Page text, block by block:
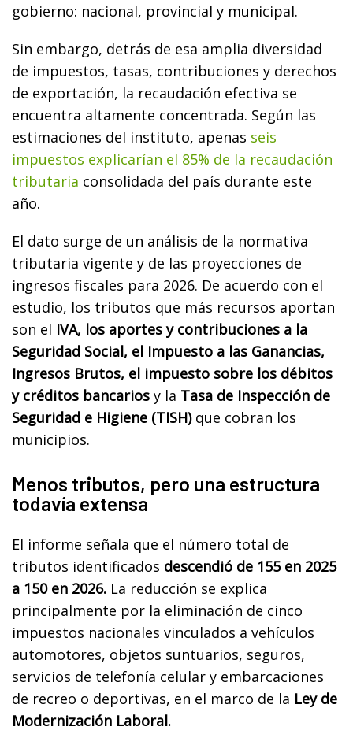
gobierno: nacional, provincial y municipal.
Sin embargo, detrás de esa amplia diversidad
de impuestos, tasas, contribuciones y derechos
de exportación, la recaudación efectiva se
encuentra altamente concentrada. Según las
estimaciones del instituto, apenas seis
impuestos explicarían el 85% de la recaudación
tributaria consolidada del país durante este
año.
El dato surge de un análisis de la normativa
tributaria vigente y de las proyecciones de
ingresos fiscales para 2026. De acuerdo con el
estudio, los tributos que más recursos aportan
son el IVA, los aportes y contribuciones a la
Seguridad Social, el Impuesto a las Ganancias,
Ingresos Brutos, el impuesto sobre los débitos
y créditos bancarios y la Tasa de Inspección de
Seguridad e Higiene (TISH)que cobran los
municipios.
Menos tributos, pero una estructura
todavía extensa
El informe señala que el número total de
tributos identificados descendió de 155 en 2025
a 150 en 2026. La reducción se explica
principalmente por la eliminación de cinco
impuestos nacionales vinculados a vehículos
automotores, objetos suntuarios, seguros,
servicios de telefonía celular y embarcaciones
de recreo o deportivas, en el marco de la Ley de
Modernización Laboral.